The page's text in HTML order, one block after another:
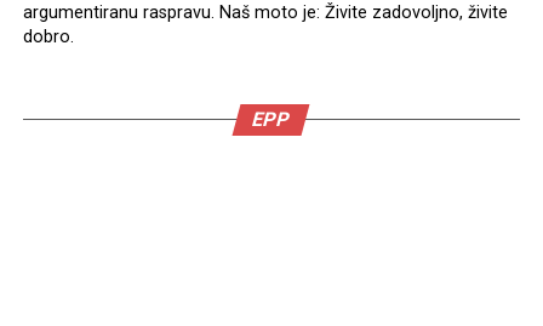
argumentiranu raspravu. Naš moto je: Živite zadovoljno, živite
dobro.
EPP